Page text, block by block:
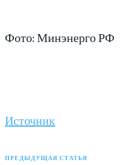
Фото: Минэнерго РФ
Источник
ПРЕДЫДУЩАЯ СТАТЬЯ